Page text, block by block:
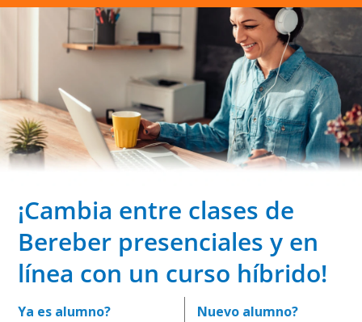
¡Cambia entre clases de
Bereber presenciales y en
línea con un curso híbrido!
Ya es alumno? Nuevo alumno?